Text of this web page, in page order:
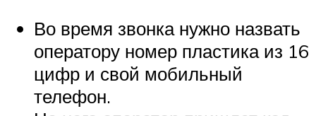
Во время звонка нужно назвать
оператору номер пластика из 16
цифр и свой мобильный
телефон.